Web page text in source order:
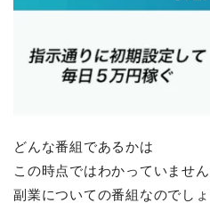
どんな番組であるかは
この時点ではわかっていませ
副業についての番組なのでしょ